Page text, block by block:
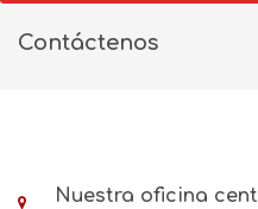
Contáctenos
Nuestra oficina